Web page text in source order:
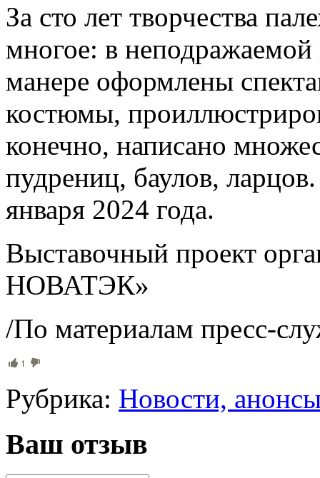
За сто лет творчества
многое: в
манере оформлены
костюмы,
конечно, написано
пудрениц, баулов,
января 2024 года.
Выставочный проект
НОВАТЭК»
/По материалам пресс-
1
Рубрика: Новости,
Ваш отзыв